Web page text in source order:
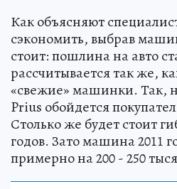
Как объясняют
сэкономить, выбрав
стоит: пошлина на авто
рассчитывается так же,
«свежие» машинки. Так,
Prius обойдется
Столько же будет стоит
годов. Зато машина 2011
примерно на 200 - 250